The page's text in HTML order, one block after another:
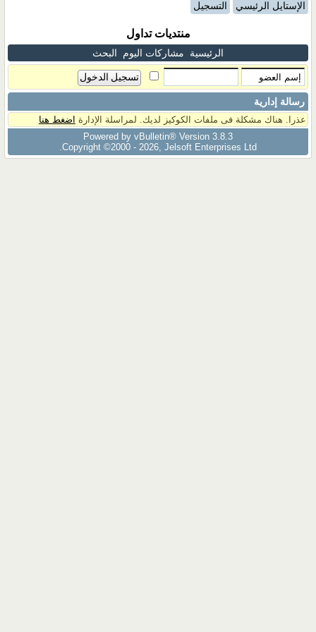
الإستايل الرئيسي التسجيل
منتديات تداول
الرئيسية مشاركات اليوم البحث
رسالة إدارية
عذرا. هناك مشكلة فى ملفات الكوكيز لديك. لمراسلة الإدارة اضغط هنا
Powered by vBulletin® Version 3.8.3
Copyright ©2000 - 2026, Jelsoft Enterprises Ltd.